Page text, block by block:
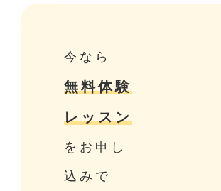
今なら
無料体験
レッスン
をお申し
込みで